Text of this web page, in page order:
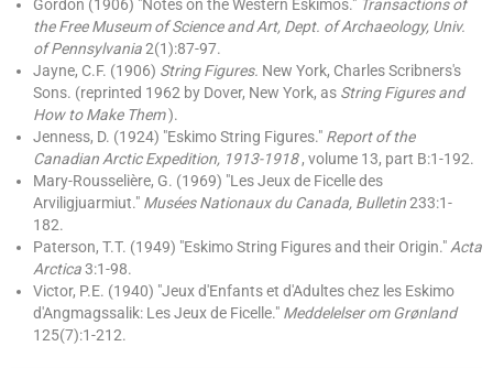
Gordon (1906) "Notes on the Western Eskimos." Transactions of
the Free Museum of Science and Art, Dept. of Archaeology, Univ.
of Pennsylvania2(1):87-97.
Jayne, C.F. (1906) String Figures. New York, Charles Scribners's
Sons. (reprinted 1962 by Dover, New York, as String Figures and
How to Make Them).
Jenness, D. (1924) "Eskimo String Figures." Report of the
Canadian Arctic Expedition, 1913-1918, volume 13, part B:1-192.
Mary-Rousselière, G. (1969) "Les Jeux de Ficelle des
Arviligjuarmiut." Musées Nationaux du Canada, Bulletin233:1-
182.
Paterson, T.T. (1949) "Eskimo String Figures and their Origin." Acta
Arctica3:1-98.
Victor, P.E. (1940) "Jeux d'Enfants et d'Adultes chez les Eskimo
d'Angmagssalik: Les Jeux de Ficelle." Meddelelser om Grønland
125(7):1-212.